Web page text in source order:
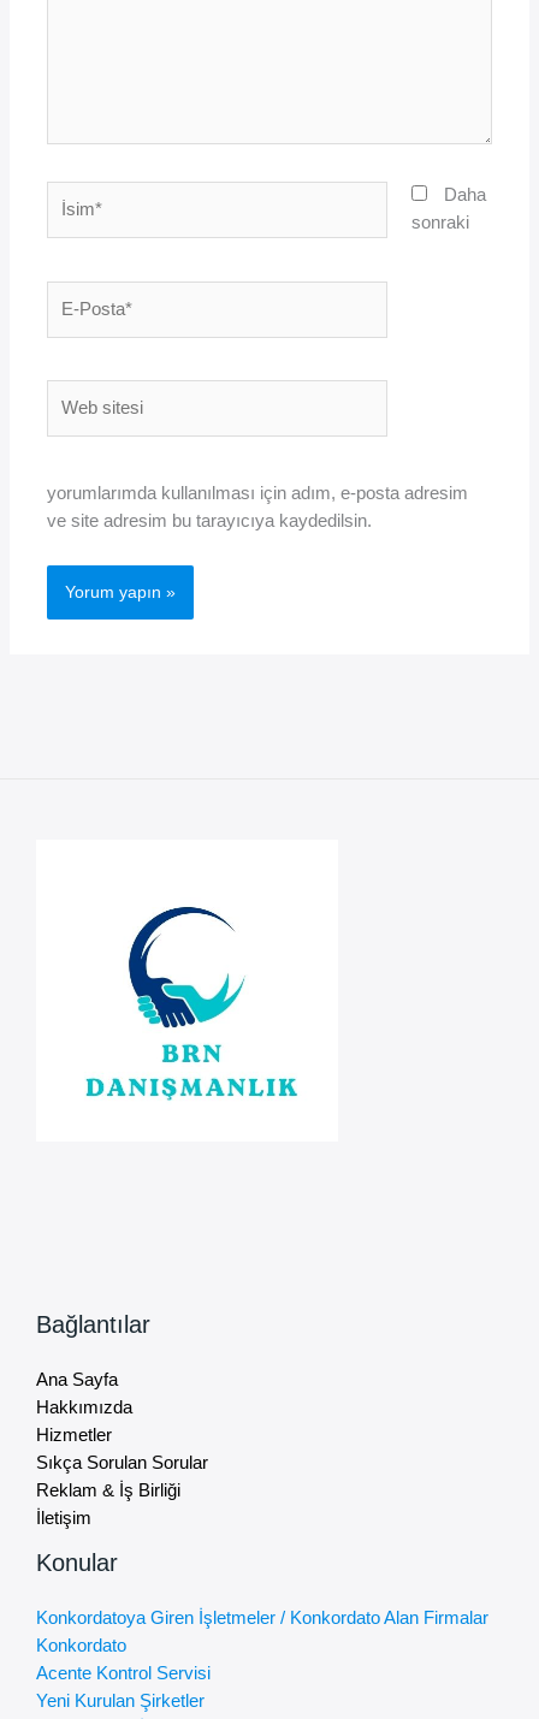
Posta*
sitesi
Daha
sonraki
yorumlarımda kullanılması için adım, e-posta adresim
ve site adresim bu tarayıcıya kaydedilsin.
Bağlantılar
Ana Sayfa
Hakkımızda
Hizmetler
Sıkça Sorulan Sorular
Reklam & İş Birliği
İletişim
Konular
Konkordatoya Giren İşletmeler / Konkordato Alan Firmalar
Konkordato
Acente Kontrol Servisi
Yeni Kurulan Şirketler